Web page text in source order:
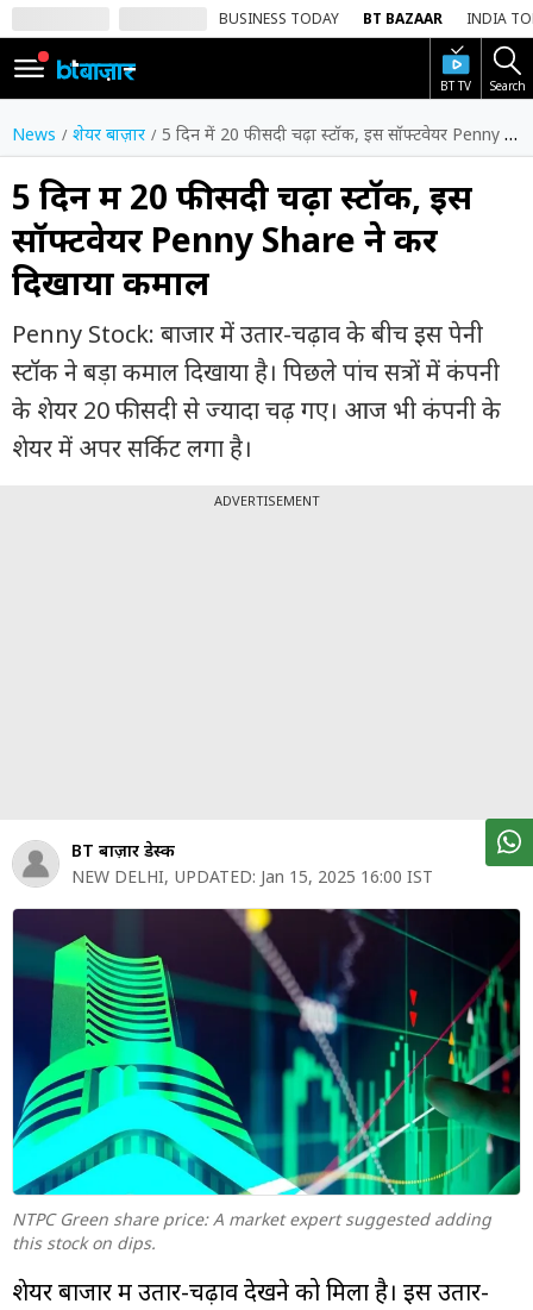
BUSINESS TODAY BT BAZAAR INDIA
BT TV Search
SIGN
IN
Dark
Mode
होम
शेयर
वीडियो
ट्रेंडिंग
शेयर
बाज़ार
ट्रेंडिंग
बिजनेस
न्यूज
वीडियो
म्यूचुअल
फंड
News शेयर बाज़ार 5 दिन में 20 फीसदी चढ़ा स्टॉक, इस सॉफ्टवेयर Penny Share ने कर दिखाया कमाल
5 दिन में 20 फीसदी चढ़ा स्टॉक, इस
सॉफ्टवेयर Penny Share ने कर
दिखाया कमाल
Penny Stock: बाजार में उतार-चढ़ाव के बीच इस पेनी
स्टॉक ने बड़ा कमाल दिखाया है। पिछले पांच सत्रों में कंपनी
के शेयर 20 फीसदी से ज्यादा चढ़ गए। आज भी कंपनी के
शेयर में अपर सर्किट लगा है।
ADVERTISEMENT
BT बाज़ार डेस्क
NEW DELHI, UPDATED: Jan 15, 2025 16:00 IST
NTPC Green share price: A market expert suggested adding
this stock on dips.
शेयर बाजार में उतार-चढ़ाव देखने को मिला है। इस उतार-